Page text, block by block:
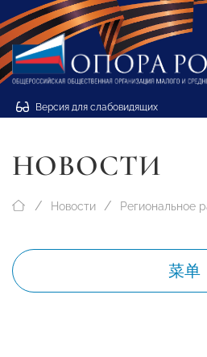
Версия для слабовидящих
НОВОСТИ
Новости Региональное
菜单